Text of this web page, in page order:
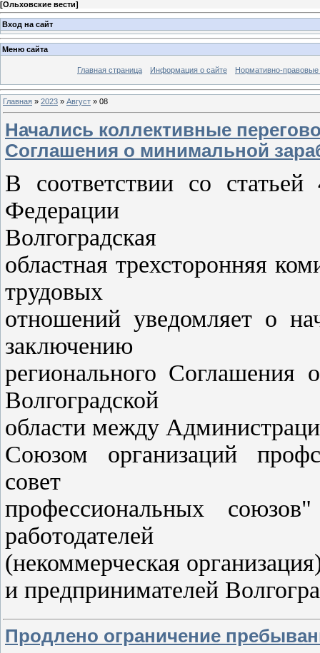
[Ольховские вести]
Вход на сайт
Меню сайта
Главная страница Информация о сайте Нормативно-правовые
Главная » 2023 » Август » 08
Начались коллективные
Соглашения о минимальной
В соответствии со
Федерации
Волгоградская
областная трехсторонняя
трудовых
отношений уведомляет о
заключению
регионального Соглашения
Волгоградской
области между
Союзом организаций
совет
профессиональных
работодателей
(некоммерческая
и предпринимателей
Продлено ограничение